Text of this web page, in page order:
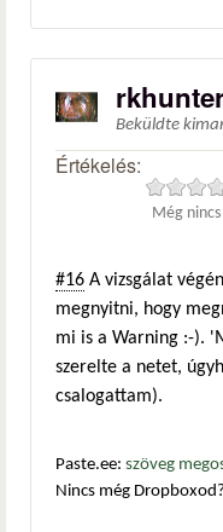
Beküldte
Értékelés:
Még
#16 A vizsgálat
megnyitni, hogy
mi is a Warning :-).
szerelte a netet,
csalogattam).
Paste.ee: szöveg
Nincs még Dropboxod?